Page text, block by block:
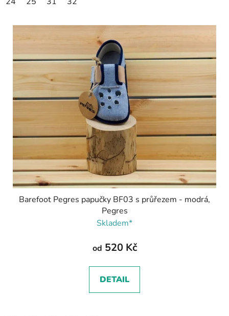
Barefoot Pegres papučky BF03 s průřezem - modrá,
Pegres
Skladem*
od 520 Kč
DETAIL